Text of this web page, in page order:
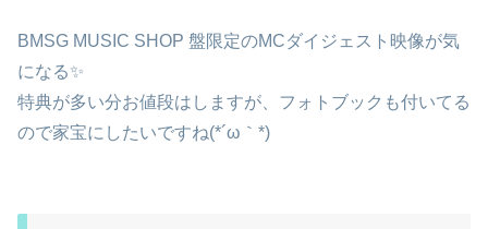
BMSG MUSIC SHOP 盤限定のMCダイジェスト映像が気
になる✨
特典が多い分お値段はしますが、フォトブックも付いてる
ので家宝にしたいですね(*´ω｀*)